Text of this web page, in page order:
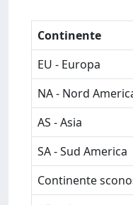
Continente
EU - Europa
NA - Nord
AS - Asia
SA - Sud America
Continente